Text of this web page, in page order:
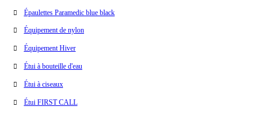
Épaulettes Paramedic blue black
Équipement de nylon
Équipement Hiver
Étui à bouteille d'eau
Étui à ciseaux
Étui FIRST CALL